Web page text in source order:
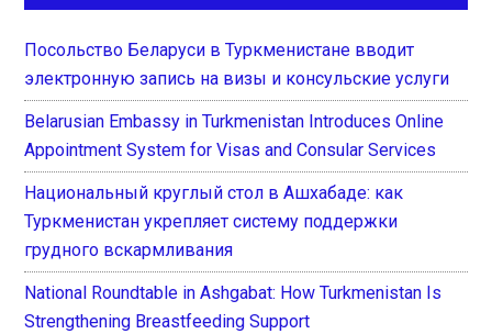
Посольство Беларуси в Туркменистане вводит
электронную запись на визы и консульские услуги
Belarusian Embassy in Turkmenistan Introduces Online
Appointment System for Visas and Consular Services
Национальный круглый стол в Ашхабаде: как
Туркменистан укрепляет систему поддержки
грудного вскармливания
National Roundtable in Ashgabat: How Turkmenistan Is
Strengthening Breastfeeding Support